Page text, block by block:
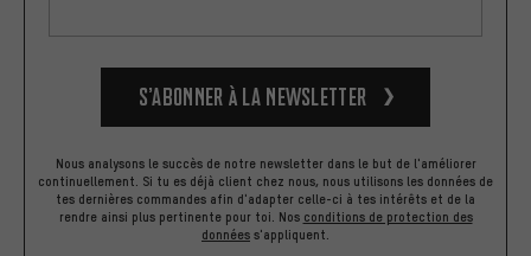
S’abonner à la newsletter
Nous analysons le succès de notre newsletter dans le but de l'améliorer
continuellement. Si tu es déjà client chez nous, nous utilisons les données de
tes dernières commandes afin d'adapter celle-ci à tes intérêts et de la
rendre ainsi plus pertinente pour toi. Nos conditions de protection des
données s'appliquent.